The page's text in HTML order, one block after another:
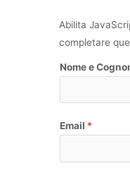
Abilita
completare
Nome e
o
Email *